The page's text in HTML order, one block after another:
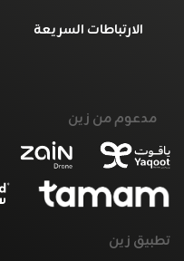
الارتباطات السريعة
مدعوم من زين
تطبيق زين